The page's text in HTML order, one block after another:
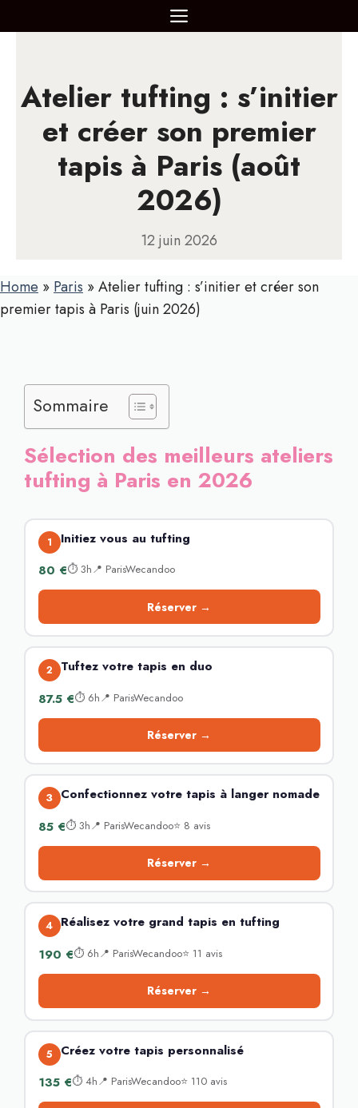
au
MENU
Atelier tufting : s’initier
et créer son premier
tapis à Paris (août
2026)
12 juin 2026
Home » Paris »Atelier tufting : s’initier et créer son
premier tapis à Paris (juin 2026)
Sommaire
Sélection des meilleurs ateliers
tufting à Paris en 2026
1
Initiez vous au tufting
80 €⏱ 3h📍 ParisWecandoo
Réserver →
2 Tuftez votre tapis en duo
87.5 €⏱ 6h📍 ParisWecandoo
Réserver →
3 Confectionnez votre tapis à langer nomade
85 €⏱ 3h📍 ParisWecandoo⭐ 8 avis
Réserver →
4 Réalisez votre grand tapis en tufting
190 €⏱ 6h📍 ParisWecandoo⭐ 11 avis
Réserver →
5 Créez votre tapis personnalisé
135 €⏱ 4h📍 ParisWecandoo⭐ 110 avis